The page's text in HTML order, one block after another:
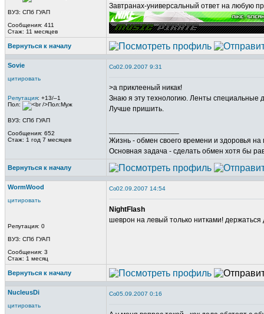
ВУЗ: СПб ГУАП
Сообщения: 411
Стаж: 11 месяцев
Завтранах-универсальный ответ на любую
Вернуться к началу
Sovie
цитировать
Репутация: +13/–1
Пол:
ВУЗ: СПб ГУАП
Сообщения: 652
Стаж: 1 год 7 месяцев
02.09.2007 9:31
>а приклееный никак!
Знаю я эту технологию. Ленты специальные
Лучше пришить.
Жизнь - обмен своего времени и здоровья на
Основная задача - сделать обмен хотя бы
Вернуться к началу
WormWood
цитировать
Репутация: 0
ВУЗ: СПб ГУАП
Сообщения: 3
Стаж: 1 месяц
02.09.2007 14:54
NightFlash
шеврон на левый только нитками!
Вернуться к началу
NucleusDi
цитировать
05.09.2007 0:16